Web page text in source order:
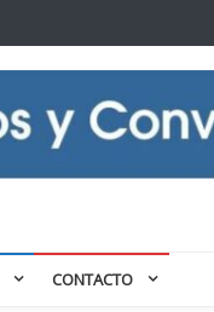
CONTACTO